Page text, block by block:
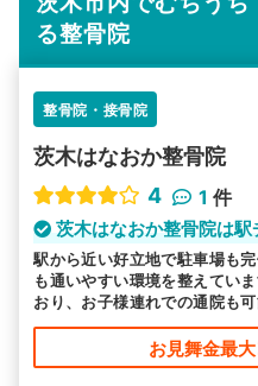
る整骨院
整骨院・接骨院
茨木はなおか整骨院
4
1 件
茨木はなおか整骨院は
駅から近い好立地で駐車場も
も通いやすい環境を整えてい
おり、お子様連れでの通院も
業しているので、お忙しい方
お見舞金最大